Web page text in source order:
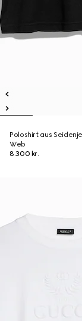
Poloshirt aus
Web
8.300 kr.